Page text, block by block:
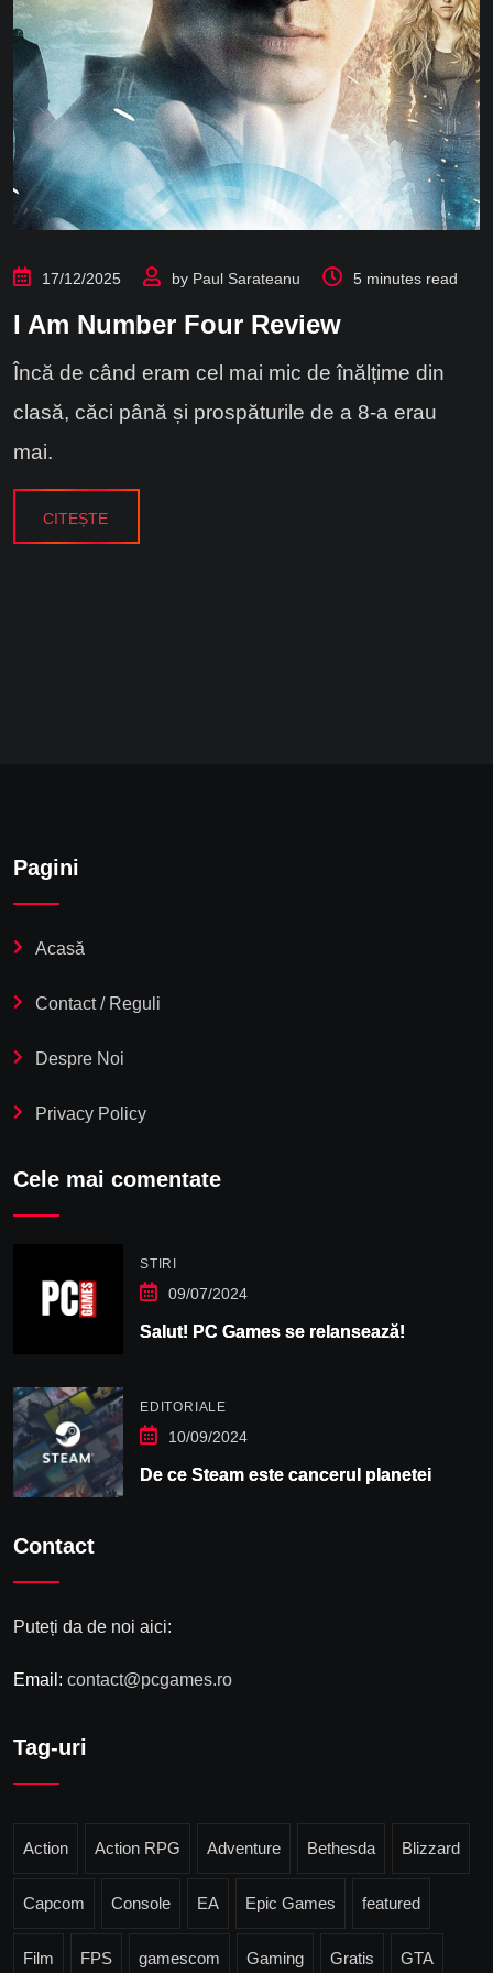
17/12/2025 by Paul Sarateanu 5 minutes read
I Am Number Four Review
Încă de când eram cel mai mic de înălțime din
clasă, căci până și prospăturile de a 8-a erau
mai.
CITEȘTE
Pagini
Acasă
Contact / Reguli
Despre Noi
Privacy Policy
Cele mai comentate
STIRI
09/07/2024
Salut! PC Games se relansează!
EDITORIALE
10/09/2024
De ce Steam este cancerul planetei
Contact
Puteți da de noi aici:
Email: contact@pcgames.ro
Tag-uri
Action Action RPG Adventure Bethesda Blizzard
Capcom Console EA Epic Games featured
Film FPS gamescom Gaming Gratis GTA